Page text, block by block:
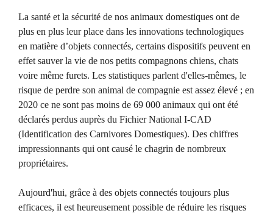
La santé et la sécurité de nos animaux domestiques ont de
plus en plus leur place dans les innovations technologiques
en matière d’objets connectés, certains dispositifs peuvent en
effet sauver la vie de nos petits compagnons chiens, chats
voire même furets. Les statistiques parlent d'elles-mêmes, le
risque de perdre son animal de compagnie est assez élevé ; en
2020 ce ne sont pas moins de 69 000 animaux qui ont été
déclarés perdus auprès du Fichier National I-CAD
(Identification des Carnivores Domestiques). Des chiffres
impressionnants qui ont causé le chagrin de nombreux
propriétaires.
Aujourd'hui, grâce à des objets connectés toujours plus
efficaces, il est heureusement possible de réduire les risques